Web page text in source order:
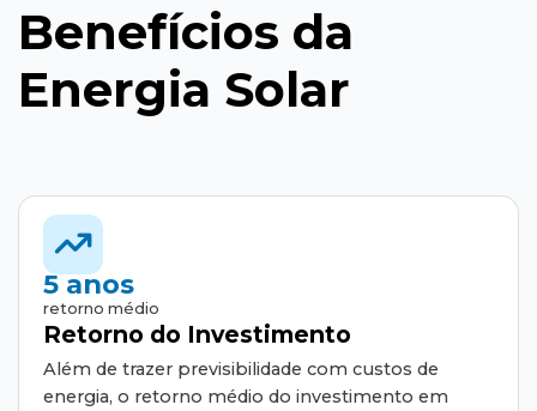
Benefícios da
Energia Solar
5 anos
retorno médio
Retorno do Investimento
Além de trazer previsibilidade com custos de
energia, o retorno médio do investimento em